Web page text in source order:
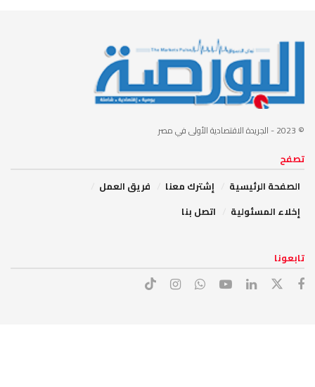
© 2023 - الجريدة الاقتصادية الأولى في مصر
تصفح
الصفحة الرئيسية
إشترك معنا
فريق العمل
إخلاء المسئولية
اتصل بنا
تابعونا